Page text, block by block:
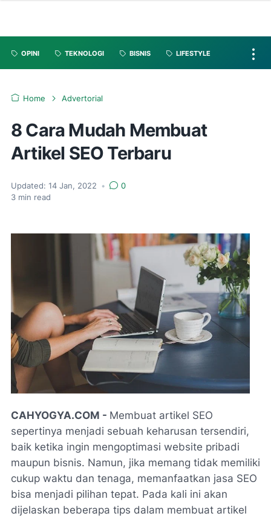
OPINI TEKNOLOGI BISNIS LIFESTYLE
Home Advertorial
8 Cara Mudah Membuat
Artikel SEO Terbaru
Updated: 14 Jan, 2022 •
0
3 min read
CAHYOGYA.COM - Membuat artikel SEO
sepertinya menjadi sebuah keharusan tersendiri,
baik ketika ingin mengoptimasi website pribadi
maupun bisnis. Namun, jika memang tidak memiliki
cukup waktu dan tenaga, memanfaatkan jasa SEO
bisa menjadi pilihan tepat. Pada kali ini akan
dijelaskan beberapa tips dalam membuat artikel